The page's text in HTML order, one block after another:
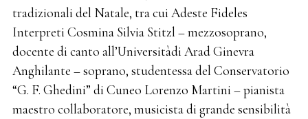
tradizionali del Natale, tra cui Adeste Fideles
Interpreti Cosmina Silvia Stitzl – mezzosoprano,
docente di canto all’Universitàdi Arad Ginevra
Anghilante – soprano, studentessa del Conservatorio
“G. F. Ghedini” di Cuneo Lorenzo Martini – pianista
maestro collaboratore, musicista di grande sensibilità